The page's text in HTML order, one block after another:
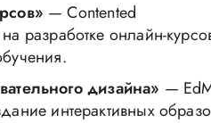
— Contented
разработке онлайн-
дизайна» —
интерактивных